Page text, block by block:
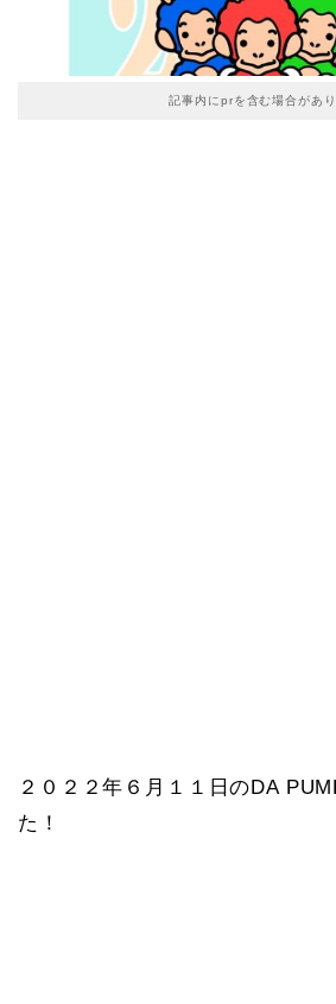
記事内にprを含む場合があ
２０２２年６月１１日のDA
た！